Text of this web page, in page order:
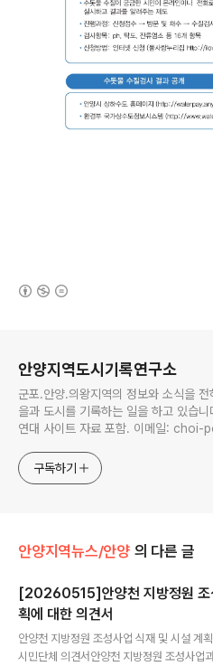
안양지역도시기록연구소
군포.안양.의왕지역의 정보와 소식을
을과 도시를 기록하는 일을 하고 있습니다. (구)안양지역시민
연대 사이트 자료 포함. 이메일:
구독하기
안양지역뉴스/안양 의 다른 글
[20260515]안양천 지방정원 조
획에 대한 의견서
안양천 지방정원 조성사업 식재 및 시설 계
시민단체 의견서안양천 지방정원 조성사업